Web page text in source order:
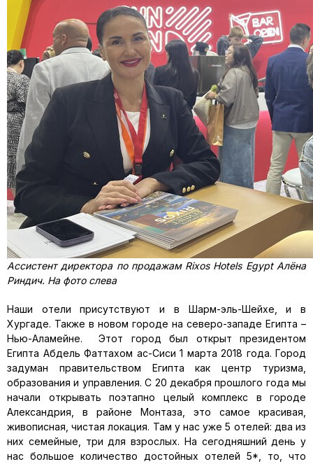
Ассистент директора по продажам Rixos Hotels Egypt Алёна
Риндич. На фото слева
Наши отели присутствуют и в Шарм-эль-Шейхе, и в
Хургаде. Также в новом городе на северо-западе Египта –
Нью-Аламейне. Этот город был открыт президентом
Египта Абдель Фаттахом ас-Сиси 1 марта 2018 года. Город
задуман правительством Египта как центр туризма,
образования и управления. С 20 декабря прошлого года мы
начали открывать поэтапно целый комплекс в городе
Александрия, в районе Монтаза, это самое красивая,
живописная, чистая локация. Там у нас уже 5 отелей: два из
них семейные, три для взрослых. На сегодняшний день у
нас большое количество достойных отелей 5*, то, что